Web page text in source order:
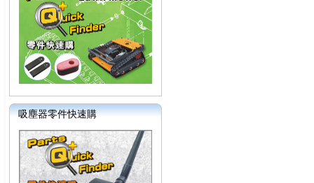
吸塵器零件快速購